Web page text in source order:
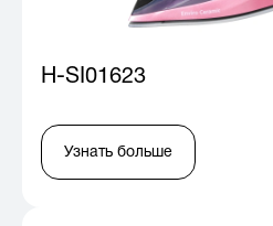
H-SI01623
Узнать больше